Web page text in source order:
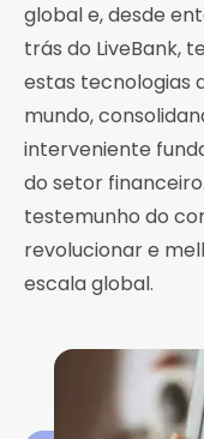
global e, desde
trás do LiveBank,
estas tecnologias
mundo,
interveniente
do setor
testemunho do
revolucionar e
escala global.